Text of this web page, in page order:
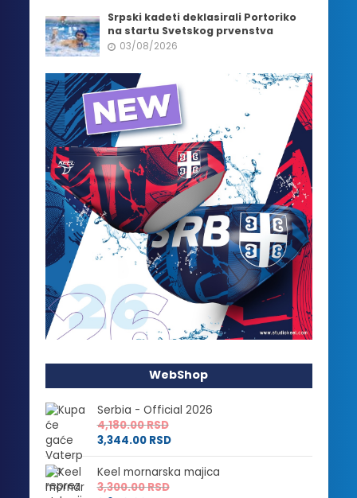
Srpski kadeti deklasirali Portoriko
na startu Svetskog prvenstva
03/08/2026
WebShop
Serbia - Official 2026
4,180.00RSD
3,344.00 RSD
Keel mornarska majica
3,300.00RSD